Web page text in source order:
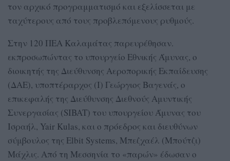
τον αρχικό προγραμματισμό και εξελίσσεται με
ταχύτερους από τους προβλεπόμενους ρυθμούς.
Στην 120 ΠΕΑ Καλαμάτας παρευρέθησαν.
εκπροσωπώντας το υπουργείο Εθνικής Άμυνας, ο
διοικητής της Διεύθυνσης Αεροπορικής Εκπαίδευσης
(ΔΑΕ), υποπτέραρχος (Ι) Γεώργιος Βαγενάς, ο
επικεφαλής της Διεύθυνσης Διεθνούς Αμυντικής
Συνεργασίας (SIBAT) του υπουργείου Άμυνας του
Ισραήλ, Yair Kulas, και ο πρόεδρος και διευθύνων
σύμβουλος της Elbit Systems, Μπεζχαέλ (Μπούτζι)
Μάχλις. Από τη Μεσσηνία το «παρών» έδωσαν ο